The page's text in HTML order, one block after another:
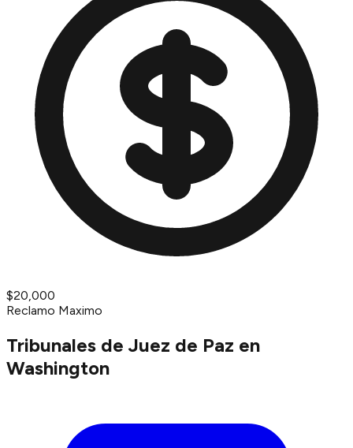
$20,000
Reclamo Maximo
Tribunales de Juez de Paz en
Washington